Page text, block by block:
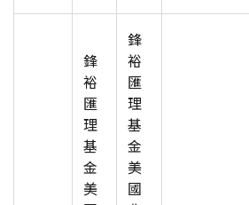
鋒
裕
匯
理
基
金
美
鋒
裕
匯
理
基
金
美
國